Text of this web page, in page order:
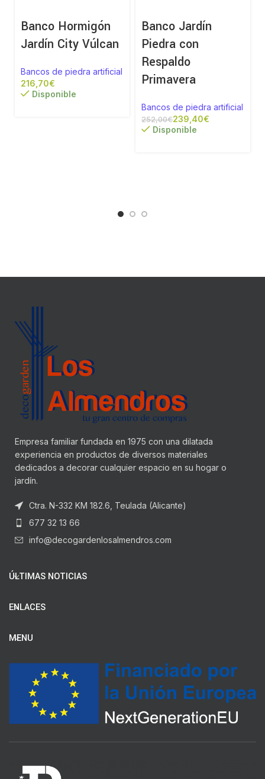
Banco Hormigón
Jardín City Vúlcan
Bancos de piedra artificial
€
Disponible
Banco Jardín
Piedra con
Respaldo
Primavera
Bancos de piedra artificial
252,00€239,40€
Disponible
Empresa familiar fundada en 1975 con una dilatada
experiencia en productos de diversos materiales
dedicados a decorar cualquier espacio en su hogar o
jardín.
Ctra. N-332 KM 182.6, Teulada (Alicante)
677 32 13 66
info@decogardenlosalmendros.com
ÚLTIMAS NOTICIAS
ENLACES
MENU